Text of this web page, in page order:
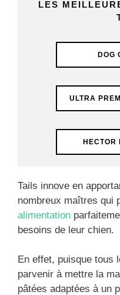
LES
DOG
ULTRA
HECTOR
Tails innove en
nombreux maîtres qui
alimentation
besoins de leur chien.
En effet, puisque tous
parvenir à mettre la
pâtées adaptées à un